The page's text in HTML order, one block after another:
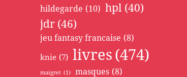
hildegarde (10) hpl (40)
jdr (46)
jeu fantasy francaise (8)
knie (7) livres(474)
maigret (1) masques (8)